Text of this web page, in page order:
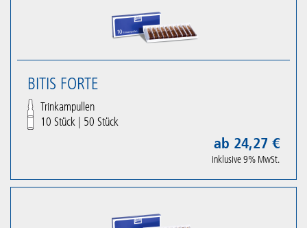
BITIS FORTE
Trinkampullen
10 Stück | 50 Stück
ab 24,27 €
inklusive 9% MwSt.